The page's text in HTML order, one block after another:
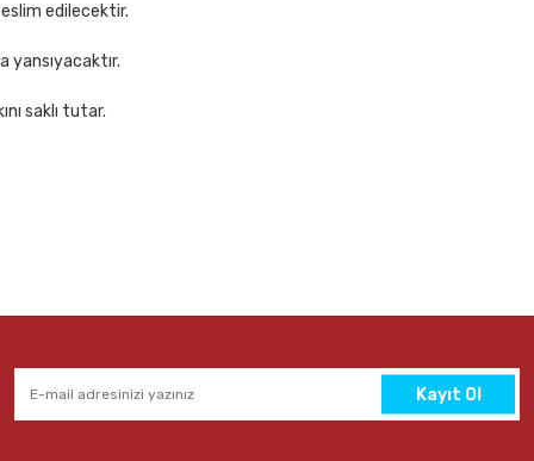
edilecektir.
yansıyacaktır.
saklı tutar.
Kayıt Ol